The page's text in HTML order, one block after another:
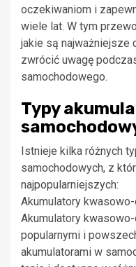
oczekiwaniom i
wiele lat. W tym
jakie są najważniejsze
zwrócić uwagę
samochodowego.
Typy
Istnieje kilka różnych
samochodowych, z
najpopularniejszych:
Akumulatory
Akumulatory
popularnymi i
akumulatorami w